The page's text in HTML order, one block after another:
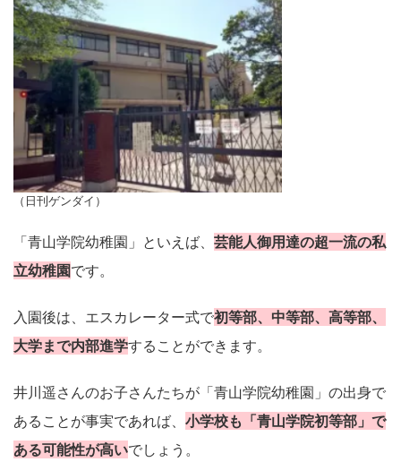
（日刊ゲンダイ）
「青山学院幼稚園」といえば、 芸能人御用達の超一流の私
立幼稚園です。
入園後は、エスカレーター式で初等部、中等部、高等部、
大学まで内部進学することができます。
井川遥さんのお子さんたちが「青山学院幼稚園」の出身で
あることが事実であれば、 小学校も「青山学院初等部」で
ある可能性が高いでしょう。